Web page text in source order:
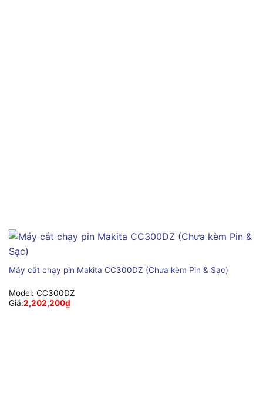
Máy cắt chạy pin Makita CC300DZ (Chưa kèm Pin & Sạc)
Model: CC300DZ
Giá:2,202,200₫